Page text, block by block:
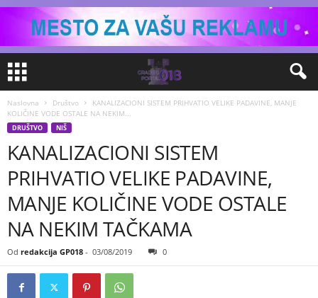
Naslovna Društvo
KANALIZACIONI SISTEM PRIHVATIO VELIKE PADAVINE, MANJE
KOLIČINE VODE OSTALE NA NEKIM...
DRUŠTVO NIŠ
KANALIZACIONI SISTEM
PRIHVATIO VELIKE PADAVINE,
MANJE KOLIČINE VODE OSTALE
NA NEKIM TAČKAMA
Od redakcija GP018 - 03/08/2019 0